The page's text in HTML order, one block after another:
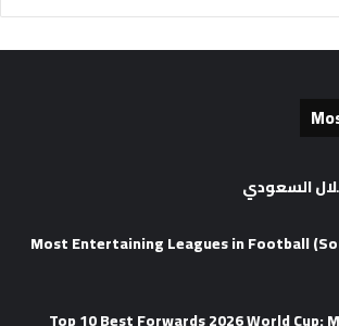
السعودي
2026 Most Entertaining Leagues in Football
Top 10 Best Forwards 2026 World Cup: